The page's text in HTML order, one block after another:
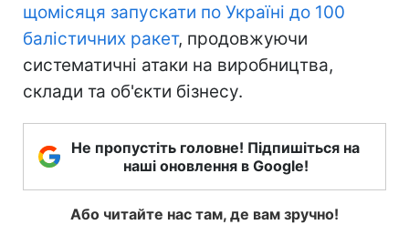
щомісяця запускати по Україні до 100
балістичних ракет, продовжуючи
систематичні атаки на виробництва,
склади та об'єкти бізнесу.
Не пропустіть головне! Підпишіться на
наші оновлення в Google!
Або читайте нас там, де вам зручно!